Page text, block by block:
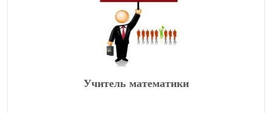
Учитель математики